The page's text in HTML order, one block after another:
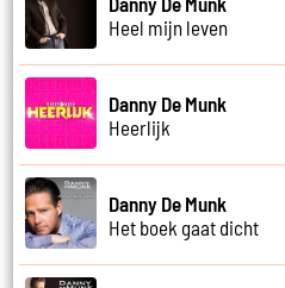
Heel mijn leven
Danny De Munk
Heerlijk
Danny De Munk
Het boek gaat dicht